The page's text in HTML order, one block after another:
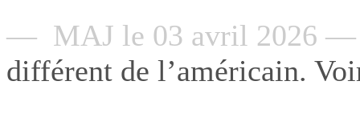
— MAJ le 03 avril 2026 —
différent de l’américain.